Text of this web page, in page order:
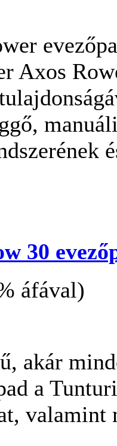
Axos
30
áfával)
akár
a
valamint